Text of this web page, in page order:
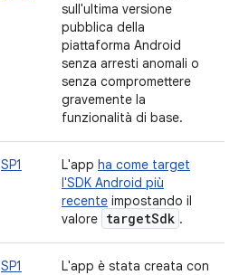
sull'ultima versione
pubblica della
piattaforma Android
senza arresti anomali o
senza compromettere
gravemente la
funzionalità di base.
SP1 L'app ha come target
l'SDK Android più
recente impostando il
valore targetSdk .
SP1
L'app è stata creata con